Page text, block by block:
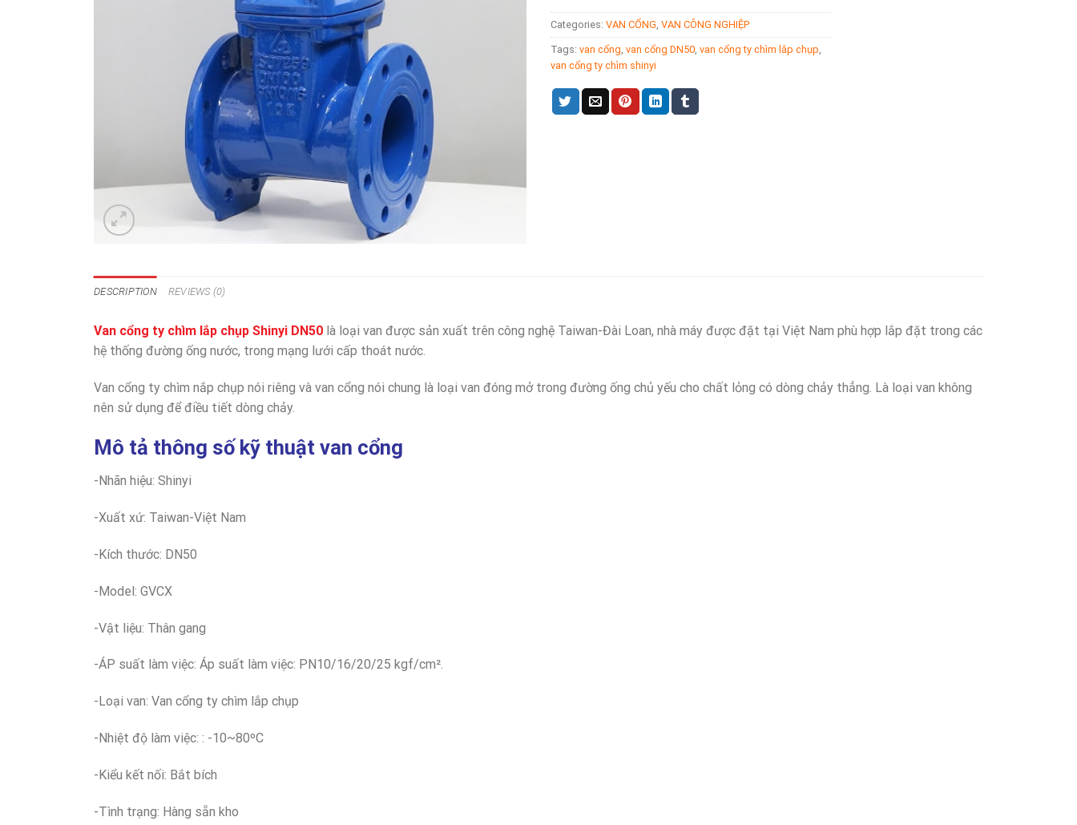
Categories: VAN CỔNG VAN CÔNG NGHIỆP
Tags: van cổng van cổng DN50 van cổng ty chìm lắp chụp
van cổng ty chìm shinyi
DESCRIPTION REVIEWS (0)
Van cổng ty chìm lắp chụp Shinyi DN50 là loại van được sản xuất trên công nghệ Taiwan-Đài Loan, nhà máy được đặt tại Việt Nam phù hợp lắp đặt trong các
hệ thống đường ống nước, trong mạng lưới cấp thoát nước.
Van cổng ty chìm nắp chụp nói riêng và van cổng nói chung là loại van đóng mở trong đường ống chủ yếu cho chất lỏng có dòng chảy thẳng. Là loại van không
nên sử dụng để điều tiết dòng chảy.
Mô tả thông số kỹ thuật van cổng
-Nhãn hiệu: Shinyi
-Xuất xứ: Taiwan-Việt Nam
-Kích thước: DN50
-Model: GVCX
-Vật liệu: Thân gang
-ÁP suất làm việc: Áp suất làm việc: PN10/16/20/25 kgf/cm².
-Loại van: Van cổng ty chìm lắp chụp
-Nhiệt độ làm việc: : -10~80ºC
-Kiểu kết nối: Bắt bích
-Tình trạng: Hàng sẵn kho